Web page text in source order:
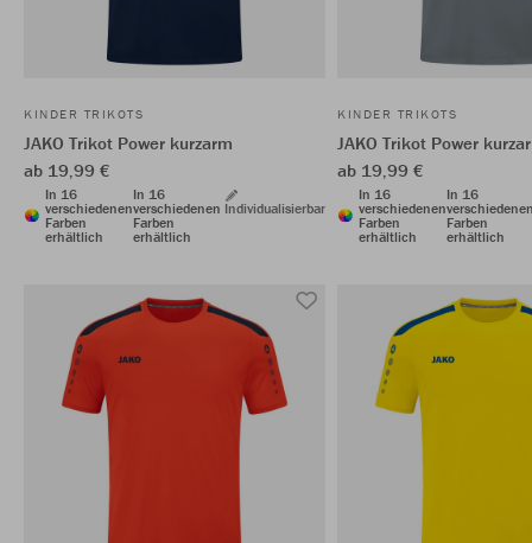
KINDER TRIKOTS
JAKO Trikot Power kurzarm
ab 19,99 €
In 16
verschiedenen
Farben
erhältlich
In 16
verschiedenen
Farben
erhältlich
Individualisierbar
KINDER TRIKOTS
JAKO Trikot Power
ab 19,99 €
In 16
verschiedenen
Farben
erhältlich
In 16
Farben
erhältlich